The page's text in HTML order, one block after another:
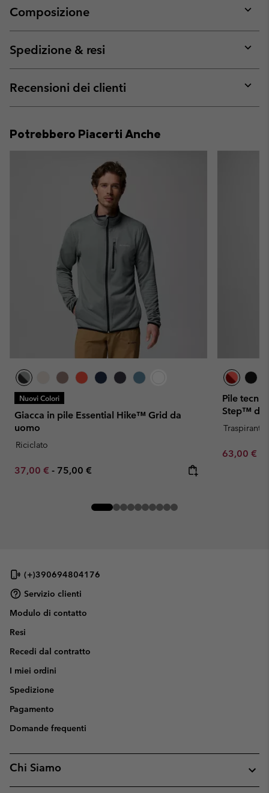
Composizione
or
Spedizione & resi
or
Recensioni dei clienti
or
Potrebbero Piacerti Anche
Nuovi Colori
Giacca in pile Essential Hike™ Grid da
uomo
Riciclato
Minimum sale price:
37,00 € - Maximum price:
75,00 €
Pile
Step™ da
Traspirante
Minimum
63,00 €
(+)390694804176
Servizio clienti
Modulo di contatto
Resi
Recedi dal contratto
I miei ordini
Spedizione
Pagamento
Domande frequenti
Chi Siamo